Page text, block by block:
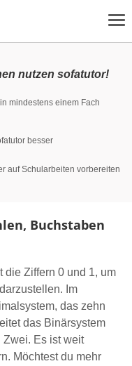
nutzen sofatutor!
mindestens einem Fach
besser
auf Schularbeiten vorbereiten
Buchstaben
die Ziffern 0 und 1, um
Im
das zehn
das Binärsystem
Zwei. Es ist weit
Möchtest du mehr